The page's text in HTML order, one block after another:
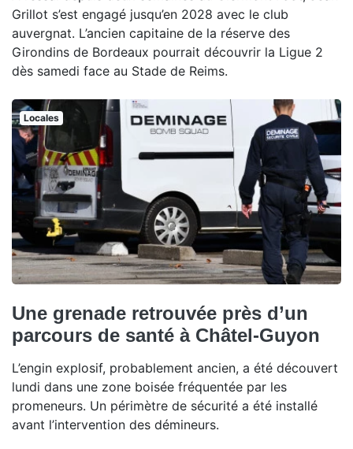
Grillot s’est engagé jusqu’en 2028 avec le club
auvergnat. L’ancien capitaine de la réserve des
Girondins de Bordeaux pourrait découvrir la Ligue 2
dès samedi face au Stade de Reims.
Locales
Une grenade retrouvée près d’un
parcours de santé à Châtel-Guyon
L’engin explosif, probablement ancien, a été découvert
lundi dans une zone boisée fréquentée par les
promeneurs. Un périmètre de sécurité a été installé
avant l’intervention des démineurs.